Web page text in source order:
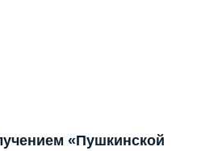
«Пушкинской